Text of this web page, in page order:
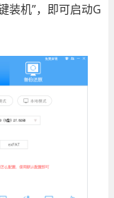
装机”，即可启动G